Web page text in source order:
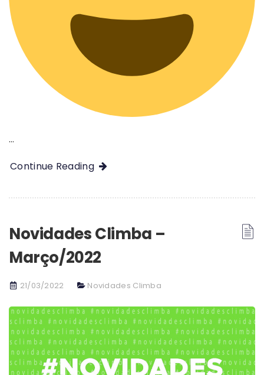
…
Continue Reading
Novidades Climba –
Março/2022
21/03/2022 Novidades Climba